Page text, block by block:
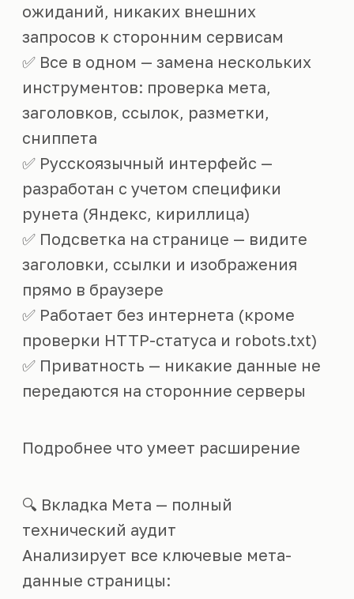
ожиданий, никаких внешних
запросов к сторонним сервисам
✅ Все в одном — замена нескольких
инструментов: проверка мета,
заголовков, ссылок, разметки,
сниппета
✅ Русскоязычный интерфейс —
разработан с учетом специфики
рунета (Яндекс, кириллица)
✅ Подсветка на странице — видите
заголовки, ссылки и изображения
прямо в браузере
✅ Работает без интернета (кроме
проверки HTTP-статуса и robots.txt)
✅ Приватность — никакие данные не
передаются на сторонние серверы
Подробнее что умеет расширение
🔍 Вкладка Мета — полный
технический аудит
Анализирует все ключевые мета-
данные страницы: